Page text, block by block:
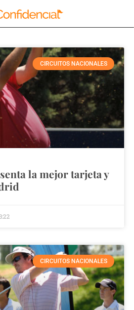
CIRCUITOS NACIONALES
la mejor tarjeta y
CIRCUITOS NACIONALES